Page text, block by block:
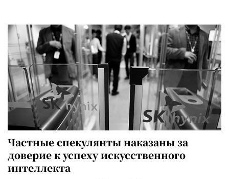
Частные спекулянты наказаны за
доверие к успеху искусственного
интеллекта